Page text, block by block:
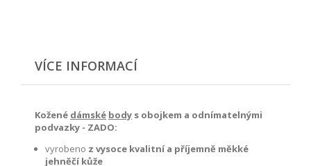
VÍCE INFORMACÍ
Kožené dámské body s obojkem a odnímatelnými
podvazky - ZADO:
vyrobeno z vysoce kvalitní a příjemně měkké
jehněčí kůže